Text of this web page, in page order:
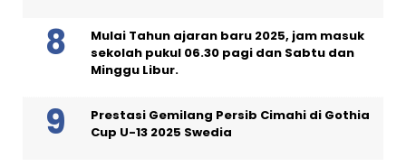
Mulai Tahun ajaran baru 2025, jam masuk
sekolah pukul 06.30 pagi dan Sabtu dan
Minggu Libur.
Prestasi Gemilang Persib Cimahi di Gothia
Cup U-13 2025 Swedia